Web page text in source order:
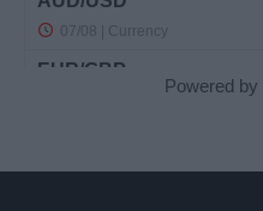
Powered by